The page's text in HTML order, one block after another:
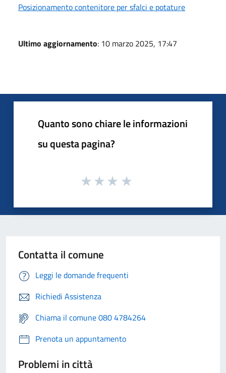
Posizionamento contenitore per sfalci e potature
Ultimo aggiornamento: 10 marzo 2025, 17:47
Quanto sono chiare le informazioni
su questa pagina?
Contatta il comune
Leggi le domande frequenti
Richiedi Assistenza
Chiama il comune 080 4784264
Prenota un appuntamento
Problemi in città